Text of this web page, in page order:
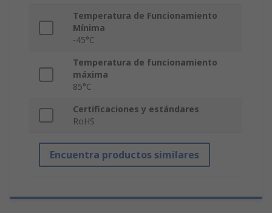
Temperatura de Funcionamiento
Mínima
-45°C
Temperatura de funcionamiento
máxima
85°C
Certificaciones y estándares
RoHS
Encuentra productos similares